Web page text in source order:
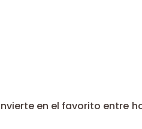
en el favorito entre